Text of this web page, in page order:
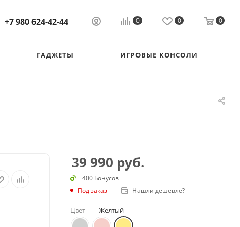
+7 980 624-42-44 0 0 0
ГАДЖЕТЫ ИГРОВЫЕ КОНСОЛИ
39 990 руб.
+ 400 Бонусов
Под заказ
Нашли дешевле?
Цвет — Желтый